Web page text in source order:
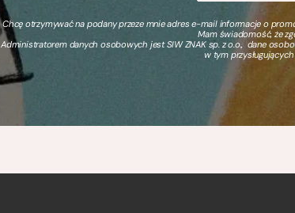
Chcę otrzymywać na podany przeze mnie adres e-mail informacje o
Mam świadomość, że
Administratorem danych osobowych jest SIW ZNAK sp. z o.o., dane
w tym